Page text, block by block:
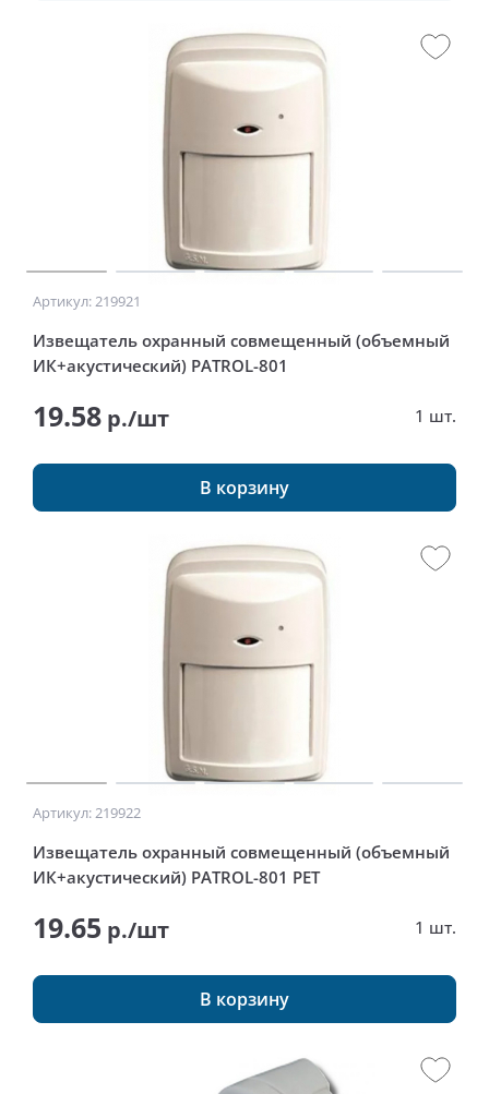
Артикул: 219921
Извещатель охранный совмещенный (объемный
ИК+акустический) PATROL-801
19.58 р./шт 1 шт.
В корзину
Артикул: 219922
Извещатель охранный совмещенный (объемный
ИК+акустический) PATROL-801 PET
19.65 р./шт 1 шт.
В корзину